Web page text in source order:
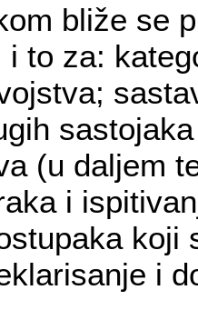
bliže se
i to za:
(u daljem
i
koji
i